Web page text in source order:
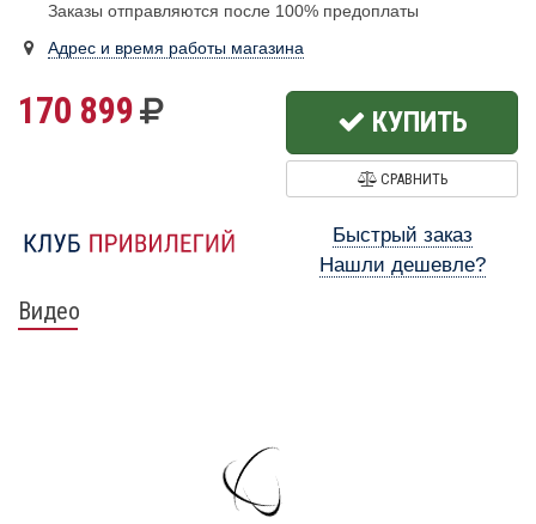
Заказы отправляются после 100% предоплаты
Адрес и время работы магазина
170 899 КУПИТЬ
СРАВНИТЬ
Быстрый заказ
Нашли дешевле?
Видео